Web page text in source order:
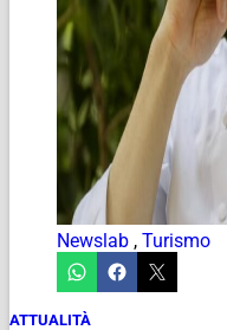
Newslab , Turismo
ATTUALITÀ